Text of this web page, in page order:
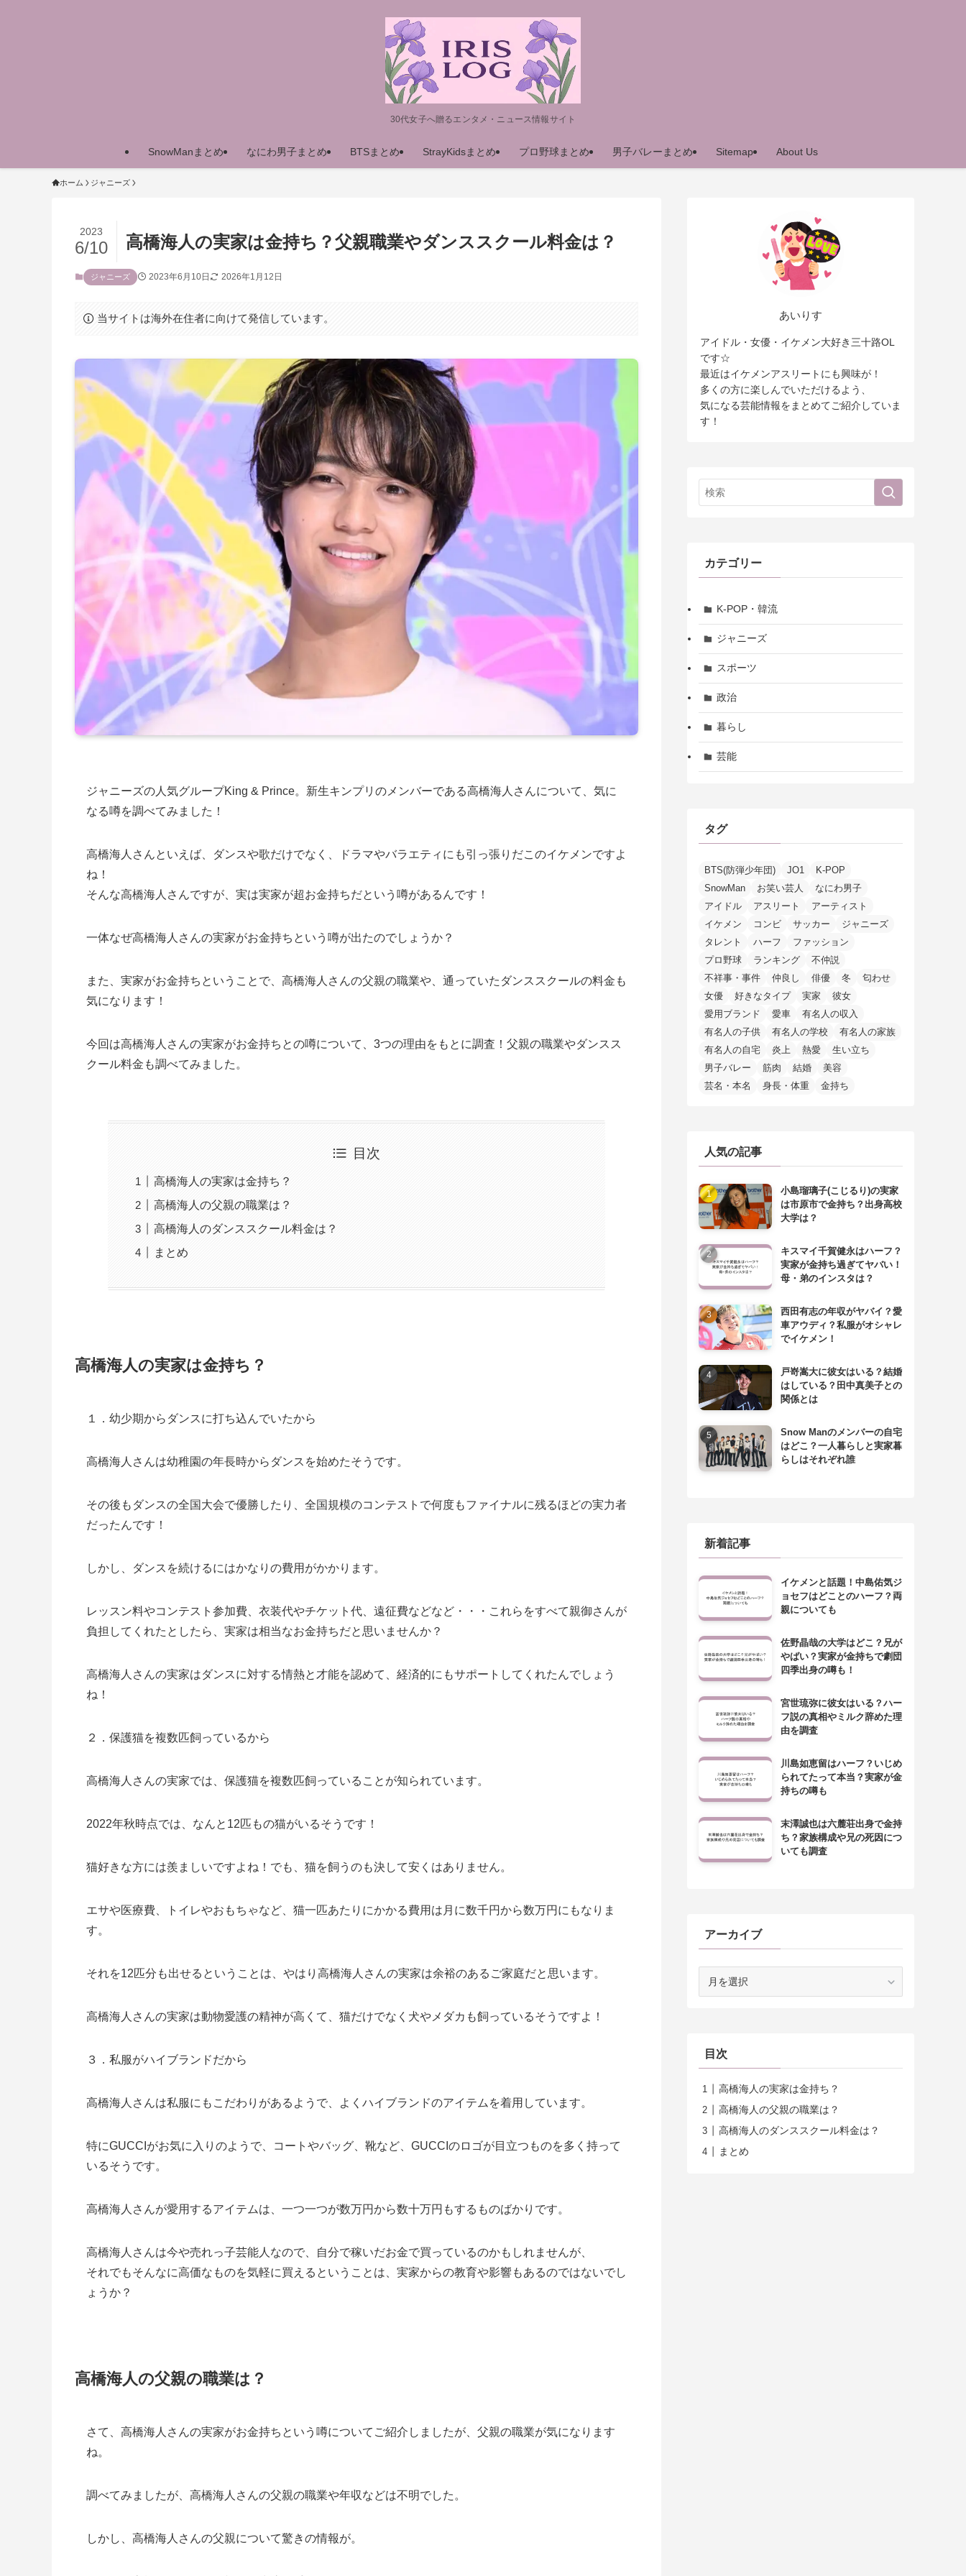
30代女子へ贈るエンタメ・ニュース情報サイト
SnowManまとめ なにわ男子まとめ BTSまとめ StrayKidsまとめ プロ野球まとめ 男子バレーまとめ Sitemap About Us
ホーム ジャニーズ
高橋海人の実家は金持ち？父親職業やダンススクール料金は？
2023
6/10
ジャニーズ 2023年6月10日 2026年1月12日
当サイトは海外在住者に向けて発信しています。
ジャニーズの人気グループKing & Prince。新生キンプリのメンバーである高橋海人さんについて、気に
なる噂を調べてみました！
高橋海人さんといえば、ダンスや歌だけでなく、ドラマやバラエティにも引っ張りだこのイケメンですよ
ね！
そんな高橋海人さんですが、実は実家が超お金持ちだという噂があるんです！
一体なぜ高橋海人さんの実家がお金持ちという噂が出たのでしょうか？
また、実家がお金持ちということで、高橋海人さんの父親の職業や、通っていたダンススクールの料金も
気になります！
今回は高橋海人さんの実家がお金持ちとの噂について、3つの理由をもとに調査！父親の職業やダンスス
クール料金も調べてみました。
目次
高橋海人の実家は金持ち？
高橋海人の父親の職業は？
高橋海人のダンススクール料金は？
まとめ
高橋海人の実家は金持ち？
１．幼少期からダンスに打ち込んでいたから
高橋海人さんは幼稚園の年長時からダンスを始めたそうです。
その後もダンスの全国大会で優勝したり、全国規模のコンテストで何度もファイナルに残るほどの実力者
だったんです！
しかし、ダンスを続けるにはかなりの費用がかかります。
レッスン料やコンテスト参加費、衣装代やチケット代、遠征費などなど・・・これらをすべて親御さんが
負担してくれたとしたら、実家は相当なお金持ちだと思いませんか？
高橋海人さんの実家はダンスに対する情熱と才能を認めて、経済的にもサポートしてくれたんでしょう
ね！
２．保護猫を複数匹飼っているから
高橋海人さんの実家では、保護猫を複数匹飼っていることが知られています。
2022年秋時点では、なんと12匹もの猫がいるそうです！
猫好きな方には羨ましいですよね！でも、猫を飼うのも決して安くはありません。
エサや医療費、トイレやおもちゃなど、猫一匹あたりにかかる費用は月に数千円から数万円にもなりま
す。
それを12匹分も出せるということは、やはり高橋海人さんの実家は余裕のあるご家庭だと思います。
高橋海人さんの実家は動物愛護の精神が高くて、猫だけでなく犬やメダカも飼っているそうですよ！
３．私服がハイブランドだから
高橋海人さんは私服にもこだわりがあるようで、よくハイブランドのアイテムを着用しています。
特にGUCCIがお気に入りのようで、コートやバッグ、靴など、GUCCIのロゴが目立つものを多く持って
いるそうです。
高橋海人さんが愛用するアイテムは、一つ一つが数万円から数十万円もするものばかりです。
高橋海人さんは今や売れっ子芸能人なので、自分で稼いだお金で買っているのかもしれませんが、
それでもそんなに高価なものを気軽に買えるということは、実家からの教育や影響もあるのではないでし
ょうか？
高橋海人の父親の職業は？
さて、高橋海人さんの実家がお金持ちという噂についてご紹介しましたが、父親の職業が気になります
ね。
調べてみましたが、高橋海人さんの父親の職業や年収などは不明でした。
しかし、高橋海人さんの父親について驚きの情報が。
あいりす
アイドル・女優・イケメン大好き三十路OL
です☆
最近はイケメンアスリートにも興味が！
多くの方に楽しんでいただけるよう、
気になる芸能情報をまとめてご紹介していま
す！
カテゴリー
K-POP・韓流
ジャニーズ
スポーツ
政治
暮らし
芸能
タグ
BTS(防弾少年団) JO1
K-POP
SnowMan
お笑い芸人
なにわ男子
アイドル
アスリート
アーティスト
イケメン
コンビ サッカー
ジャニーズ
タレント
ハーフ
ファッション
プロ野球
ランキング
不仲説
不祥事・事件
仲良し 俳優 冬
匂わせ
女優
好きなタイプ 実家
彼女
愛用ブランド
愛車
有名人の収入
有名人の子供
有名人の学校
有名人の家族
有名人の自宅
炎上 熱愛
生い立ち
男子バレー
筋肉 結婚
美容
芸名・本名
身長・体重 金持ち
人気の記事
小島瑠璃子(こじるり)の実家
は市原市で金持ち？出身高校
大学は？
キスマイ千賀健永はハーフ？
実家が金持ち過ぎてヤバい！
母・弟のインスタは？
西田有志の年収がヤバイ？愛
車アウディ？私服がオシャレ
でイケメン！
戸嵜嵩大に彼女はいる？結婚
はしている？田中真美子との
関係とは
Snow Manのメンバーの自宅
はどこ？一人暮らしと実家暮
らしはそれぞれ誰
新着記事
イケメンと話題！中島佑気ジ
ョセフはどことのハーフ？両
親についても
佐野晶哉の大学はどこ？兄が
やばい？実家が金持ちで劇団
四季出身の噂も！
宮世琉弥に彼女はいる？ハー
フ説の真相やミルク辞めた理
由を調査
川島如恵留はハーフ？いじめ
られてたって本当？実家が金
持ちの噂も
末澤誠也は六麓荘出身で金持
ち？家族構成や兄の死因につ
いても調査
アーカイブ
目次
高橋海人の実家は金持ち？
高橋海人の父親の職業は？
高橋海人のダンススクール料金は？
まとめ